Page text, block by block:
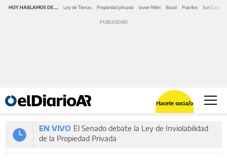
HOY HABLAMOS DE... Ley de Tierras Propiedad privada Javier Milei Brasil Puertos San
Hacete socia/o
EN VIVO El Senado debate la Ley de Inviolabilidad
de la Propiedad Privada